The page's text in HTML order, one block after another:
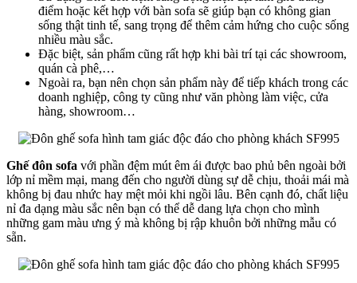
điểm hoặc kết hợp với bàn sofa sẽ giúp bạn có không gian
sống thật tinh tế, sang trọng để thêm cảm hứng cho cuộc sống
nhiều màu sắc.
Đặc biệt, sản phẩm cũng rất hợp khi bài trí tại các showroom,
quán cà phê,…
Ngoài ra, bạn nên chọn sản phẩm này để tiếp khách trong các
doanh nghiệp, công ty cũng như văn phòng làm việc, cửa
hàng, showroom…
Ghế đôn sofa với phần đệm mút êm ái được bao phủ bên ngoài bởi
lớp nỉ mềm mại, mang đến cho người dùng sự dễ chịu, thoải mái mà
không bị đau nhức hay mệt mỏi khi ngồi lâu. Bên cạnh đó, chất liệu
nỉ đa dạng màu sắc nên bạn có thể dễ dang lựa chọn cho mình
những gam màu ưng ý mà không bị rập khuôn bởi những mẫu có
sẵn.